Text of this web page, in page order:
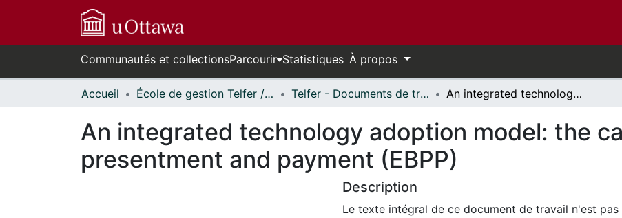
Communautés et collectionsParcourir Statistiques À propos
Accueil École de gestion Telfer // Telfer School of Management Telfer - Documents de travail // Telfer - Working Papers An integrated technology adoption model: the case of electronic bill presentment and payment (EBPP)
An integrated technology adoption model: the
presentment and payment (EBPP)
Description
Le texte intégral de ce document de travail n'est pas